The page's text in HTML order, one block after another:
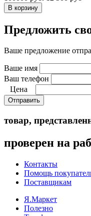
Предложить
Ваше предложение
Ваше имя
Ваш телефон
Цена
Отправить
товар,
проверен на
Контакты
Помощь
Поставщикам
Я.Маркет
Полезно